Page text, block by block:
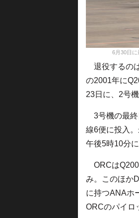
6月30日に
退役するの
の2001年に
23日に、2号
3号機の最終
線6便に投入
午後5時10分に
ORCはQ200
み。このほか
に持つANAホ
ORCのパイロ